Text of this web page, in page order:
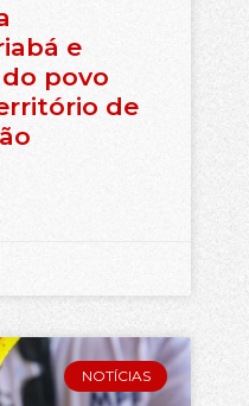
e
povo
de
NOTÍCIAS